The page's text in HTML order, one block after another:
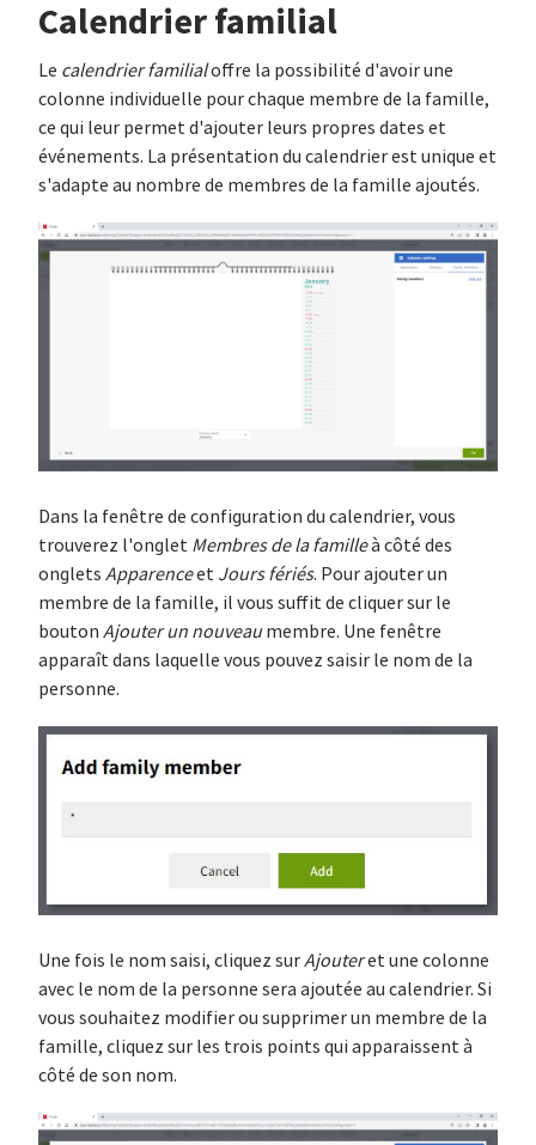
Calendrier familial
Le calendrier familialoffre la possibilité d'avoir une
colonne individuelle pour chaque membre de la famille,
ce qui leur permet d'ajouter leurs propres dates et
événements. La présentation du calendrier est unique et
s'adapte au nombre de membres de la famille ajoutés.
Dans la fenêtre de configuration du calendrier, vous
trouverez l'onglet Membres de la familleà côté des
onglets Apparenceet Jours fériés. Pour ajouter un
membre de la famille, il vous suffit de cliquer sur le
bouton Ajouter un nouveaumembre. Une fenêtre
apparaît dans laquelle vous pouvez saisir le nom de la
personne.
Une fois le nom saisi, cliquez surAjouteret une colonne
avec le nom de la personne sera ajoutée au calendrier. Si
vous souhaitez modifier ou supprimer un membre de la
famille, cliquez sur les trois points qui apparaissent à
côté de son nom.